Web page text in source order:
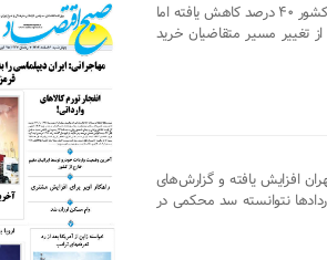
از ابتدای امسال تا کنون خرید و فروش مسکن در کل کشور ۴۰ درصد کاهش یافته اما
است که از تغییر مسیر متقاضیان خرید
افزایش یافته و گزارش‌های
سقف ۲۵ درصد برای قراردادها نتوانسته سد محکمی در